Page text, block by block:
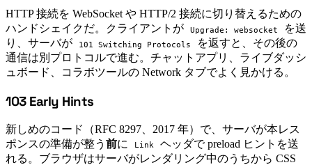
HTTP 接続を WebSocket や HTTP/2 接続に切り替えるための
ハンドシェイクだ。クライアントが
Upgrade: websocket
を送
り、サーバが
101 Switching Protocols
を返すと、その後の
通信は別プロトコルで進む。チャットアプリ、ライブダッシ
ュボード、コラボツールの Network タブでよく見かける。
#
103 Early Hints
新しめのコード（RFC 8297、2017 年）で、サーバが本レス
ポンスの準備が整う 前に Link
ヘッダで preload ヒントを送
れる。ブラウザはサーバがレンダリング中のうちから CSS